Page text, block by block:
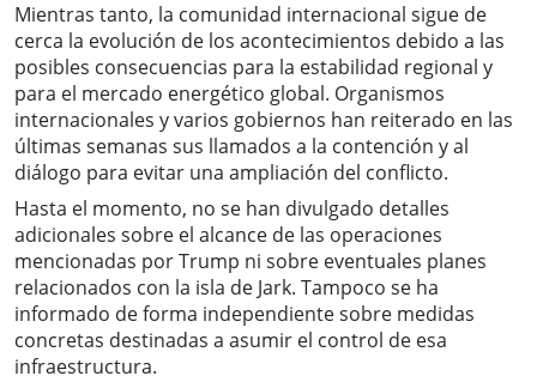
Mientras tanto, la comunidad internacional sigue de
cerca la evolución de los acontecimientos debido a las
posibles consecuencias para la estabilidad regional y
para el mercado energético global. Organismos
internacionales y varios gobiernos han reiterado en las
últimas semanas sus llamados a la contención y al
diálogo para evitar una ampliación del conflicto.
Hasta el momento, no se han divulgado detalles
adicionales sobre el alcance de las operaciones
mencionadas por Trump ni sobre eventuales planes
relacionados con la isla de Jark. Tampoco se ha
informado de forma independiente sobre medidas
concretas destinadas a asumir el control de esa
infraestructura.